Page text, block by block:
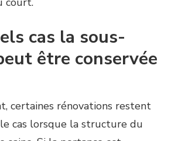
cas la sous-
être conservée
certaines rénovations restent
le cas lorsque la structure du